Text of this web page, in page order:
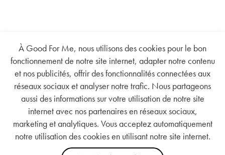
À Good For Me, nous utilisons des cookies pour le bon
fonctionnement de notre site internet, adapter notre contenu
et nos publicités, offrir des fonctionnalités connectées aux
réseaux sociaux et analyser notre trafic. Nous partageons
aussi des informations sur votre utilisation de notre site
internet avec nos partenaires en réseaux sociaux,
marketing et analytiques. Vous acceptez automatiquement
notre utilisation des cookies en utilisant notre site internet.